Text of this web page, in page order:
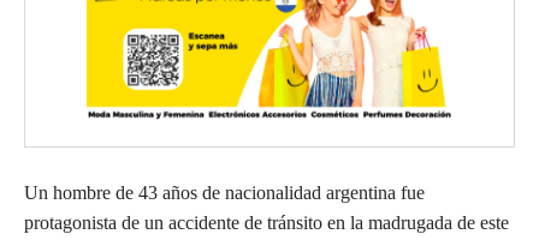
Un hombre de 43 años de nacionalidad argentina fue
protagonista de un accidente de tránsito en la madrugada de este